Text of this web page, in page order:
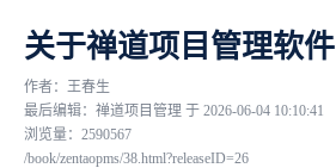
关于禅道项目管理软件
作者：王春生
最后编辑：禅道项目管理 于 2026-06-04 10:10:41
浏览量：2590567
/book/zentaopms/38.html?releaseID=26